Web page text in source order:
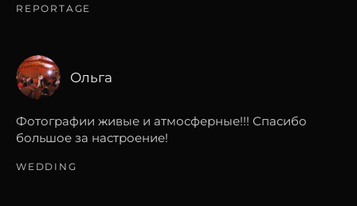
REPORTAGE
Ольга
Фотографии живые и атмосферные!!! Спасибо
большое за настроение!
WEDDING